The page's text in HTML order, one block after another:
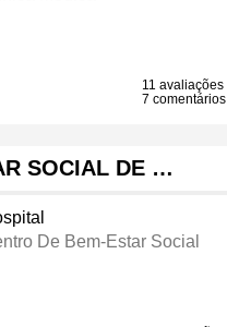
11 avaliações
7 comentários
SOCIAL DE …
De Bem-Estar Social